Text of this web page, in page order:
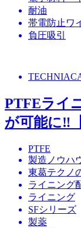
耐油
帯電防止ワ
負圧吸引
PTFEライ
が可能に‼
PTFE
製造ノウハ
東葛テクノ
ライニング
ライニング
SFシリーズ
製薬